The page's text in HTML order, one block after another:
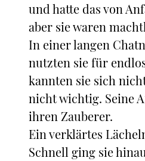
und hatte das von
aber sie waren
In einer langen
nutzten sie für
kannten sie sich
nicht wichtig. Seine
ihren Zauberer.
Ein verklärtes
Schnell ging sie